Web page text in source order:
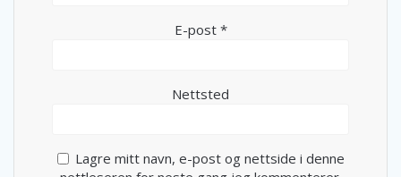
E-post *
Nettsted
Lagre mitt navn, e-post og nettside i denne